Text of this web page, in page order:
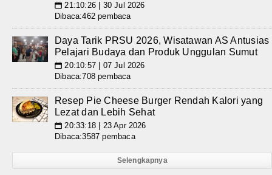
📅 21:10:26 | 30 Jul 2026
Dibaca:462 pembaca
Daya Tarik PRSU 2026, Wisatawan AS Antusias
Pelajari Budaya dan Produk Unggulan Sumut
📅 20:10:57 | 07 Jul 2026
Dibaca:708 pembaca
Resep Pie Cheese Burger Rendah Kalori yang
Lezat dan Lebih Sehat
📅 20:33:18 | 23 Apr 2026
Dibaca:3587 pembaca
Selengkapnya